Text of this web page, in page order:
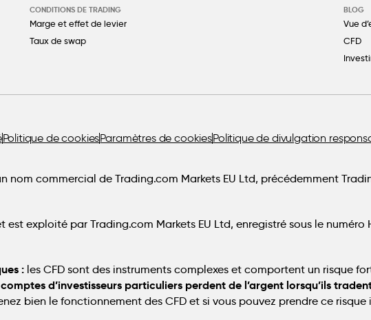
CONDITIONS DE TRADING
Marge et effet de levier
Taux de swap
BLOG
Vue
CFD
Politique de cookiesParamètres de cookiesPolitique de divulgation
nom commercial de Trading.com Markets EU Ltd, précédemment
est exploité par Trading.com Markets EU Ltd, enregistré sous le numéro
: les CFD sont des instruments complexes et comportent un risque
comptes d’investisseurs particuliers perdent de l’argent lorsqu’ils
bien le fonctionnement des CFD et si vous pouvez prendre ce